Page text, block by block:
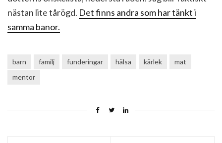
nästan lite tårögd. Det finns andra som har tänkt i
samma banor.
barn familj funderingar hälsa kärlek
mat
mentor